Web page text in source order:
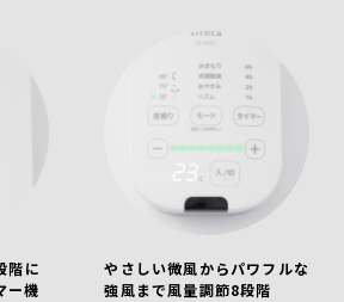
階に
ー機
やさしい微風からパワフルな
強風まで風量調節8段階